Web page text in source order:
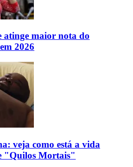
atinge maior nota do
2026
veja como está a vida
"Quilos Mortais"